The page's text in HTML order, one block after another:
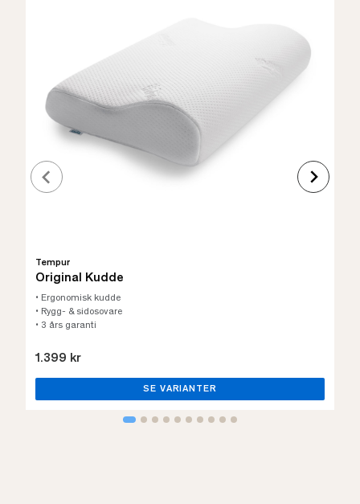
Tempur
Original Kudde
• Ergonomisk kudde
• Rygg- & sidosovare
• 3 års garanti
1.399 kr
SE VARIANTER